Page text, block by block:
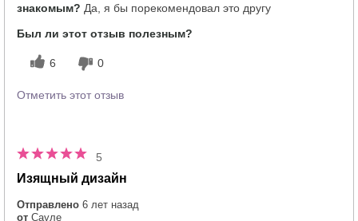
знакомым? Да, я бы порекомендовал это другу
Был ли этот отзыв полезным?
6 0
Отметить этот отзыв
5
Изящный дизайн
Отправлено 6 лет назад
от Сауле